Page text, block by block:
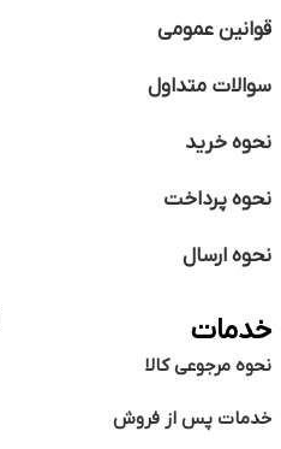
قوانین عمومی
سوالات متداول
نحوه خرید
نحوه پرداخت
نحوه ارسال
خدمات
نحوه مرجوعی کالا
خدمات پس از فروش